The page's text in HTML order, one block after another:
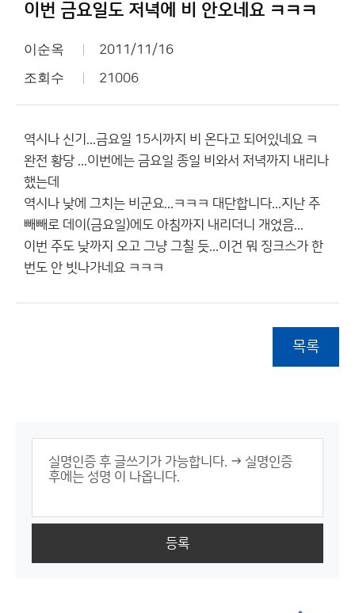
이번 금요일도 저녁에 비 안오네요 ㅋㅋㅋ
이순옥 2011/11/16
조회수 21006
역시나 신기...금요일 15시까지 비 온다고 되어있네요 ㅋ
완전 황당 ...이번에는 금요일 종일 비와서 저녁까지 내리나
했는데
역시나 낮에 그치는 비군요...ㅋㅋㅋ 대단합니다...지난 주
빼빼로 데이(금요일)에도 아침까지 내리더니 개었음...
이번 주도 낮까지 오고 그냥 그칠 듯...이건 뭐 징크스가 한
번도 안 빗나가네요 ㅋㅋㅋ
목록
등록